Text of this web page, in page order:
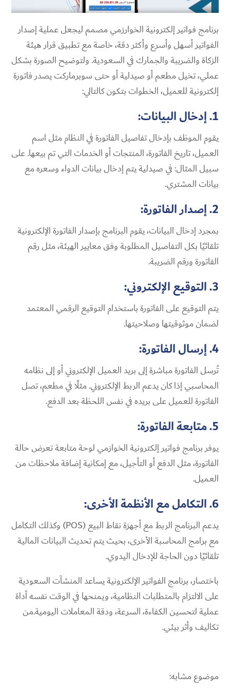
برنامج فواتير إلكترونية الخوارزمي مصمم ليجعل عملية إصدار
الفواتير أسهل وأسرع وأكثر دقة، خاصة مع تطبيق قرار هيئة
الزكاة والضريبة والجمارك في السعودية. ولتوضيح الصورة بشكل
عملي، تخيل مطعم أو صيدلية أو حتى سوبرماركت يصدر فاتورة
إلكترونية للعميل، الخطوات بتكون كالتالي:
1. إدخال البيانات:
يقوم الموظف بإدخال تفاصيل الفاتورة في النظام مثل اسم
العميل، تاريخ الفاتورة، المنتجات أو الخدمات التي تم بيعها. على
سبيل المثال: في صيدلية يتم إدخال بيانات الدواء وسعره مع
بيانات المشتري.
2. إصدار الفاتورة:
بمجرد إدخال البيانات، يقوم البرنامج بإصدار الفاتورة الإلكترونية
تلقائيًا بكل التفاصيل المطلوبة وفق معايير الهيئة، مثل رقم
الفاتورة ورقم الضريبة.
3. التوقيع الإلكتروني:
يتم التوقيع على الفاتورة باستخدام التوقيع الرقمي المعتمد
لضمان موثوقيتها وصلاحيتها.
4. إرسال الفاتورة:
تُرسل الفاتورة مباشرة إلى بريد العميل الإلكتروني أو إلى نظامه
المحاسبي إذا كان يدعم الربط الإلكتروني. مثلًا في مطعم، تصل
الفاتورة للعميل على بريده في نفس اللحظة بعد الدفع.
5. متابعة الفاتورة:
يوفر برنامج فواتير إلكترونية الخوازمي لوحة متابعة تعرض حالة
الفاتورة، مثل الدفع أو التأجيل، مع إمكانية إضافة ملاحظات من
العميل.
6. التكامل مع الأنظمة الأخرى:
يدعم البرنامج الربط مع أجهزة نقاط البيع (POS) وكذلك التكامل
مع برامج المحاسبة الأخرى، بحيث يتم تحديث البيانات المالية
تلقائيًا دون الحاجة للإدخال اليدوي.
باختصار، برنامج الفواتير الإلكترونية يساعد المنشآت السعودية
على الالتزام بالمتطلبات النظامية، ويمنحها في الوقت نفسه أداة
عملية لتحسين الكفاءة، السرعة، ودقة المعاملات اليومية.من
تكاليف وأثر بيئي.
موضوع مشابه: